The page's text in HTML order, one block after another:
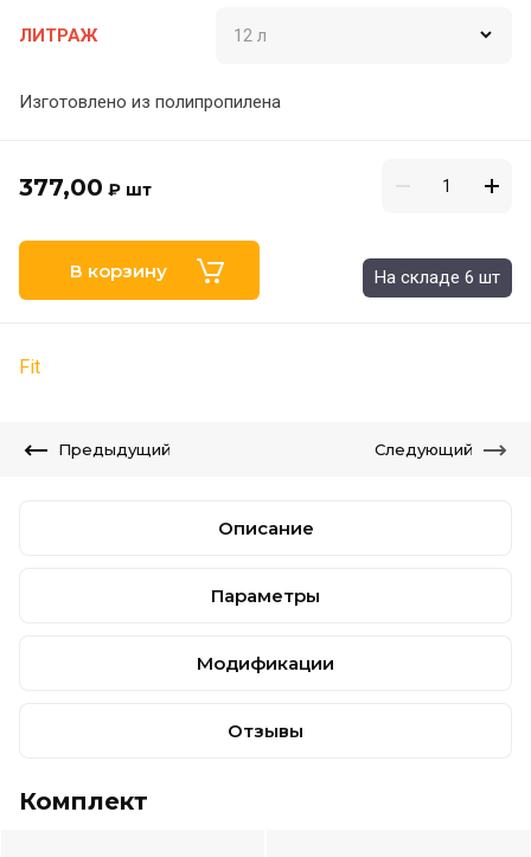
ЛИТРАЖ
Изготовлено из полипропилена
377,00 ₽ шт
В корзину На складе 6 шт
Fit
Предыдущий Следующий
Описание
Параметры
Модификации
Отзывы
Комплект